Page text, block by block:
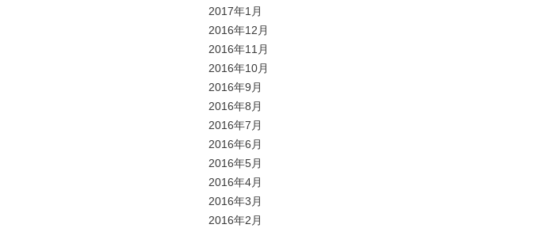
2017年1月
2016年12月
2016年11月
2016年10月
2016年9月
2016年8月
2016年7月
2016年6月
2016年5月
2016年4月
2016年3月
2016年2月